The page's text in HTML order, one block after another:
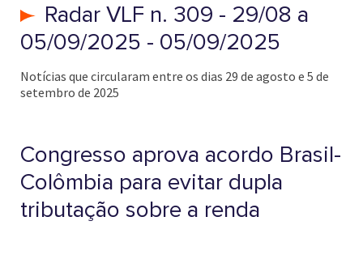
Radar VLF n. 309 - 29/08 a
05/09/2025 - 05/09/2025
Notícias que circularam entre os dias 29 de agosto e 5 de
setembro de 2025
Congresso aprova acordo Brasil-
Colômbia para evitar dupla
tributação sobre a renda